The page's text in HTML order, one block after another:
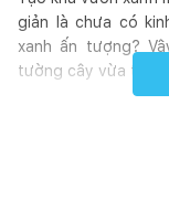
giản là chưa có
xanh ấn tượng?
tường cây vừa tiết